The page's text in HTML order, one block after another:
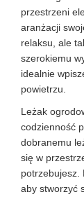
przestrzeni
aranżacji
relaksu, ale
szerokiemu
idealnie
powietrzu.
Leżak
codzienność
dobranemu
się w
potrzebujesz.
aby stworzyć